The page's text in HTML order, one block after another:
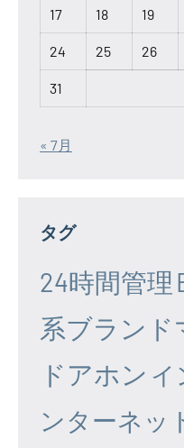
17 18 19
24 25 26
31
« 7月
タグ
24時間管理
系ブランド
ドアホン イ
ンターネッ